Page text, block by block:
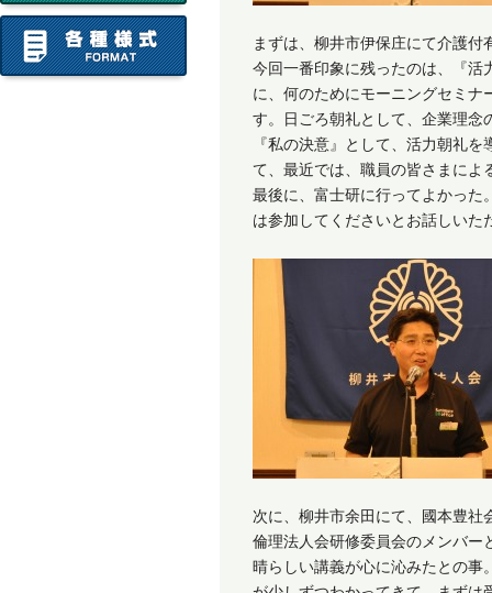
まずは、柳井市伊保庄にて介護
今回一番印象に残ったのは、『活
に、何のためにモーニングセミ
す。日ごろ朝礼として、企業理念
『私の決意』として、活力朝礼
て、最近では、職員の皆さまに
最後に、富士研に行ってよかった
は参加してくださいとお話しいた
次に、柳井市余田にて、國本豊
倫理法人会研修委員会のメンバー
晴らしい講義が心に沁みたとの事